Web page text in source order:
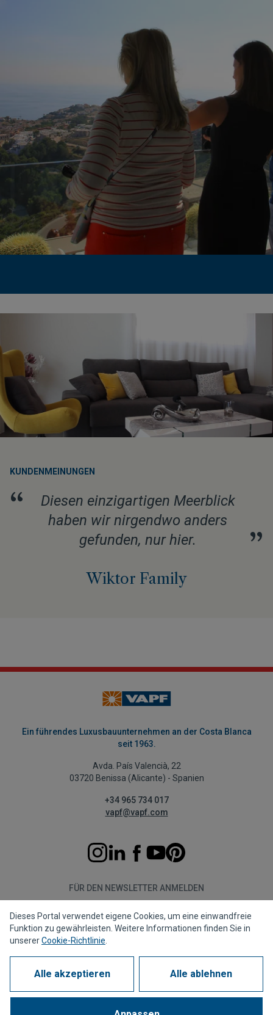
KUNDENMEINUNGEN
“
Diesen einzigartigen Meerblick
haben wir nirgendwo anders
gefunden, nur hier.
”
Wiktor Family
Ein führendes Luxusbauunternehmen an der Costa Blanca
seit 1963.
Avda. País Valencià, 22
03720 Benissa (Alicante) - Spanien
+34 965 734 017
vapf@vapf.com
FÜR DEN NEWSLETTER ANMELDEN
Abonnieren
Datenschutzrichtlinie Cookie-RichtlinieRechtshinweis
MeldekanalCorporate compliance
Dieses Portal verwendet eigene Cookies, um eine einwandfreie
Funktion zu gewährleisten. Weitere Informationen finden Sie in
unsererCookie-Richtlinie
Alle akzeptieren Alle ablehnen